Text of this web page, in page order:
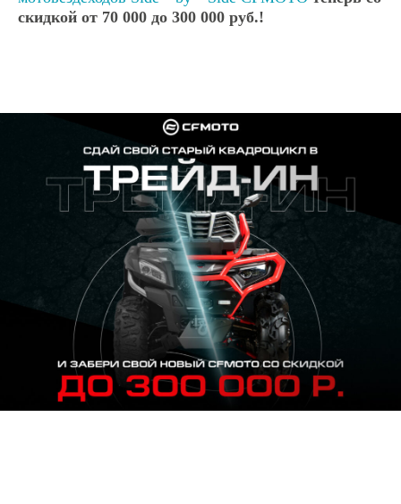
скидкой от 70 000 до 300 000 руб.!